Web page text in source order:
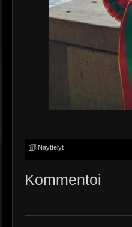
Näyttelyt
Kommentoi